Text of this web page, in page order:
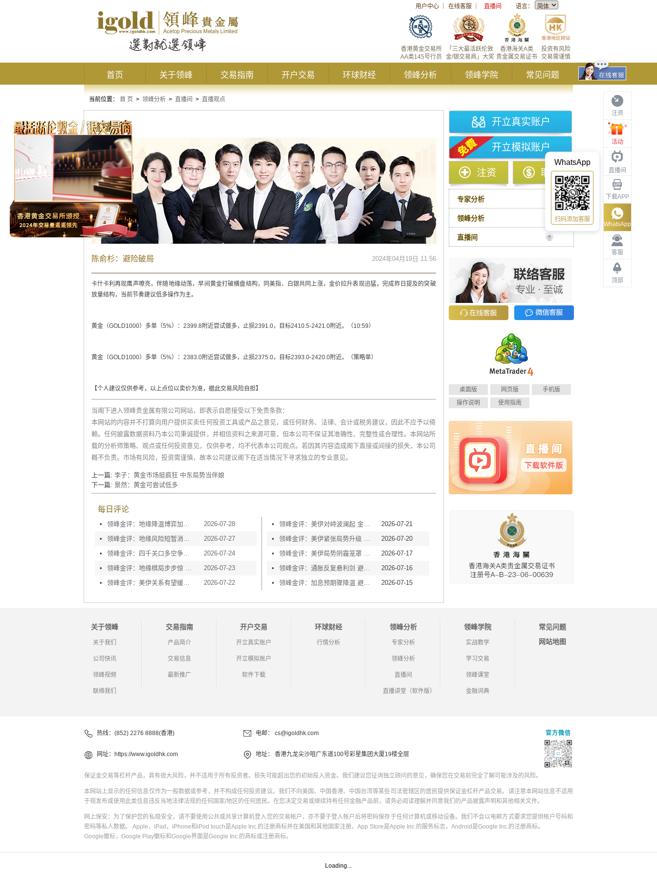
用户中心 在线客服 直播间 语言：
投资有风险
交易需谨慎
香港海关A类
贵金属交易证书
「三大最活跃伦敦
金/银交易商」大奖
香港黄金交易所
AA类145号行员
首页 关于领峰 交易指南 开户交易 环球财经 领峰分析 领峰学院 常见问题
注资
活动
直播间
下载APP
客服
顶部
WhatsApp
WhatsApp
扫码添加客服
当前位置： 首 页 > 领峰分析 > 直播间 > 直播观点
直播观点
陈俞杉：避险破局 2024年04月19日 11:56
卡什卡利再现鹰声嘹亮，伴随地缘动荡，早间黄金打破横盘结构，同美指、白银共同上涨，金价拉升表现迅猛，完成昨日提及的突破
放量结构，当前节奏建议低多操作为主。
黄金（GOLD1000）多单（5%）：2399.8附近尝试做多，止损2391.0，目标2410.5-2421.0附近。（10:59）
黄金（GOLD1000）多单（5%）：2383.0附近尝试做多，止损2375.0，目标2393.0-2420.0附近。（策略单）
【个人建议仅供参考，以上点位以卖价为准，据此交易风险自担】
当阁下进入领峰贵金属有限公司网站，即表示自愿接受以下免责条款：
本网站的内容并不打算向用户提供买卖任何投资工具或产品之意见，或任何财务、法律、会计或税务建议，因此不应予以倚
赖。任何披露数据资料乃本公司秉诚提供，并相信资料之来源可靠，但本公司不保证其准确性、完整性或合理性。本网站所
载的分析师策略、观点或任何投资意见，仅供参考，均不代表本公司观点。若因其内容造成阁下直接或间接的损失，本公司
概不负责。市场有风险，投资需谨慎，故本公司建议阁下在适当情况下寻求独立的专业意见。
上一篇: 李子：黄金市场挺疯狂 中东局势当伴娘
下一篇: 景然：黄金可尝试低多
每日评论
•
2026-07-28
•
2026-07-27
•
领峰金评：四千关口多空争夺 加息阴云笼罩金市
2026-07-24
•
2026-07-23
•
领峰金评：美伊关系有望缓和 黄金趁势迅速反弹 2026-07-22
•
2026-07-21
•
2026-07-20
•
2026-07-17
•
2026-07-16
•
2026-07-15
开立真实账户
开立模拟账户
注资 取款
专家分析
领峰分析
直播间
桌面版 网页版
手机版
操作说明
使用指南
关于领峰
关于我们
公司快讯
领峰视频
联络我们
交易指南
产品简介
交易信息
最新推广
开户交易
开立真实账户
开立模拟账户
软件下载
环球财经
行情分析
领峰分析
专家分析
领峰分析
直播间
直播讲堂（软件版）
领峰学院
实战教学
学习交易
领峰课堂
金融词典
常见问题
网站地图
热线：(852) 2276 8888(香港) 电邮： cs@igoldhk.com
网址： https://www.igoldhk.com 地址： 香港九龙尖沙咀广东道100号彩星集团大厦19楼全层
官方微信
保证金交易等杠杆产品，具有很大风险，并不适用于所有投资者。损失可能超出您的初始投入资金。我们建议您征询独立顾问的意见，确保您在交易前完全了解可能涉及的风险。
本网站上显示的任何信息仅作为一般数据或参考，并不构成任何投资建议。我们不向美国、中国香港、中国台湾等某些司法管辖区的居民提供保证金杠杆产品交易。请注意本网站信息不适用
于视发布或使用此类信息违反当地法律法规的任何国家/地区的任何居民。在您决定交易或继续持有任何金融产品前，请务必阅读理解并同意我们的产品披露声明和其他相关文件。
网上保安：为了保护您的私隐安全，请不要使用公共或共享计算机登入您的交易帐户，亦不要于登入帐户后将密码保存于任何计算机或移动设备。我们不会以电邮方式要求您提供帐户号码和
密码等私人数据。 Apple，iPad，iPhone和iPod touch是Apple Inc.的注册商标并在美国和其他国家注册。App Store是Apple Inc.的服务标志，Android是Google Inc.的注册商标。
Google徽标，Google Play徽标和Google界面是Google Inc.的商标或注册商标。
Loading...